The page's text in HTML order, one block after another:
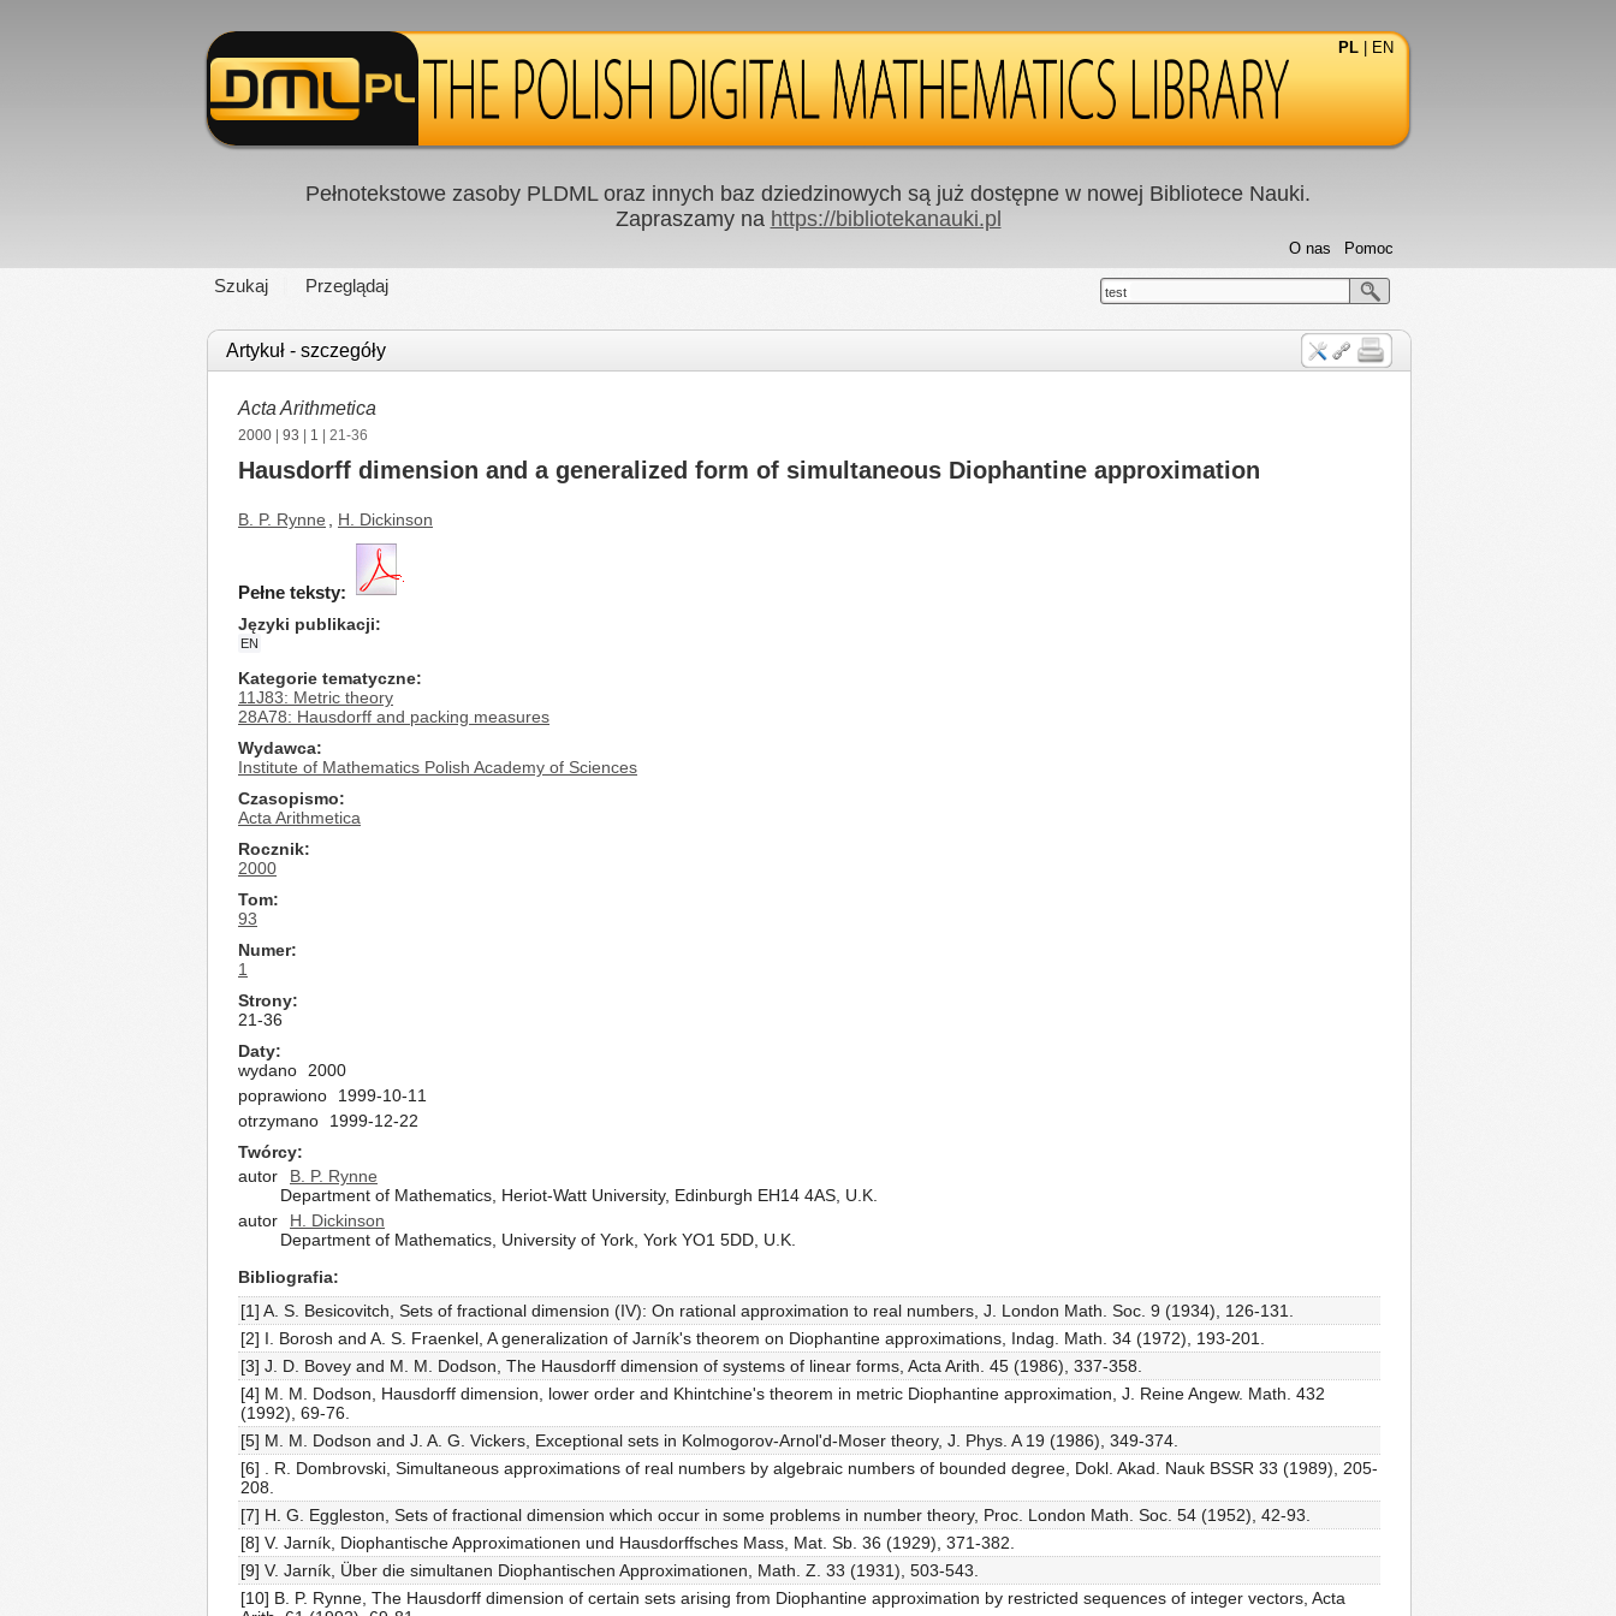
PL EN
Pełnotekstowe zasoby PLDML oraz innych baz dziedzinowych są już dostępne w nowej Bibliotece Nauki.
Zapraszamy na https://bibliotekanauki.pl
Szukaj Przeglądaj
Pomoc
O nas
test
Artykuł - szczegóły
Acta Arithmetica
2000 93 1 | 21-36
Hausdorff dimension and a generalized form of simultaneous Diophantine approximation
B. P. Rynne H. Dickinson
Pełne teksty:
Języki publikacji
EN
Kategorie tematyczne
11J83: Metric theory
28A78: Hausdorff and packing measures
Wydawca
Institute of Mathematics Polish Academy of Sciences
Czasopismo
Acta Arithmetica
Rocznik
2000
Tom
93
Numer
1
Strony
21-36
Daty
wydano
2000
poprawiono
1999-10-11
otrzymano
1999-12-22
Twórcy
autor
B. P. Rynne
Department of Mathematics, Heriot-Watt University, Edinburgh EH14 4AS, U.K.
autor
H. Dickinson
Department of Mathematics, University of York, York YO1 5DD, U.K.
Bibliografia
[1] A. S. Besicovitch, Sets of fractional dimension (IV): On rational approximation to real numbers, J. London Math. Soc. 9 (1934), 126-131.
[2] I. Borosh and A. S. Fraenkel, A generalization of Jarník's theorem on Diophantine approximations, Indag. Math. 34 (1972), 193-201.
[3] J. D. Bovey and M. M. Dodson, The Hausdorff dimension of systems of linear forms, Acta Arith. 45 (1986), 337-358.
[4] M. M. Dodson, Hausdorff dimension, lower order and Khintchine's theorem in metric Diophantine approximation, J. Reine Angew. Math. 432
(1992), 69-76.
[5] M. M. Dodson and J. A. G. Vickers, Exceptional sets in Kolmogorov-Arnol'd-Moser theory, J. Phys. A 19 (1986), 349-374.
[6] . R. Dombrovski, Simultaneous approximations of real numbers by algebraic numbers of bounded degree, Dokl. Akad. Nauk BSSR 33 (1989), 205-
208.
[7] H. G. Eggleston, Sets of fractional dimension which occur in some problems in number theory, Proc. London Math. Soc. 54 (1952), 42-93.
[8] V. Jarník, Diophantische Approximationen und Hausdorffsches Mass, Mat. Sb. 36 (1929), 371-382.
[9] V. Jarník, Über die simultanen Diophantischen Approximationen, Math. Z. 33 (1931), 503-543.
[10] B. P. Rynne, The Hausdorff dimension of certain sets arising from Diophantine approximation by restricted sequences of integer vectors, Acta